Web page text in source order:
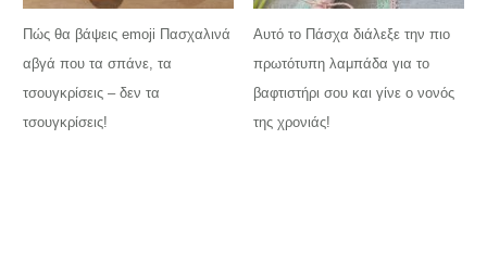
Πώς θα βάψεις emoji Πασχαλινά
αβγά που τα σπάνε, τα
τσουγκρίσεις – δεν τα
τσουγκρίσεις!
Αυτό το Πάσχα διάλεξε την πιο
πρωτότυπη λαμπάδα για το
βαφτιστήρι σου και γίνε ο νονός
της χρονιάς!